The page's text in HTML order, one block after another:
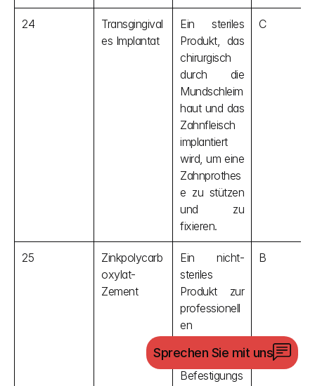
24
Transgingival
es Implantat
Ein steriles
Produkt, das
chirurgisch
durch die
Mundschleim
haut und das
Zahnfleisch
implantiert
wird, um eine
Zahnprothes
e zu stützen
und zu
fixieren.
C
25
Zinkpolycarb
oxylat-
Zement
Ein nicht-
steriles
Produkt zur
professionell
en
als
Befestigungs
B
Sprechen Sie mit uns